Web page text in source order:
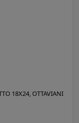
18X24, OTTAVIANI